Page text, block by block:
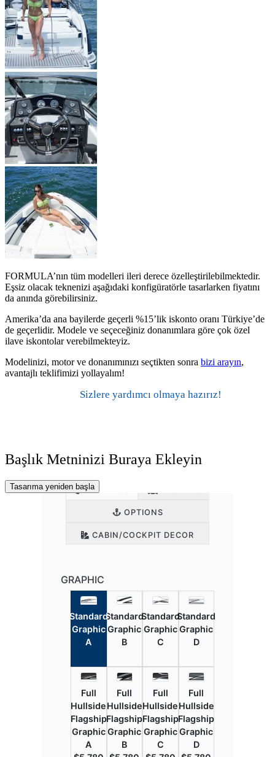
FORMULA’nın tüm modelleri ileri derece özelleştirilebilmektedir.
Eşsiz olacak teknenizi aşağıdaki konfigüratörle tasarlarken fiyatını
da anında görebilirsiniz.
Amerika’da ana bayilerde geçerli %15’lik iskonto oranı Türkiye’de
de geçerlidir. Modele ve seçeceğiniz donanımlara göre çok özel
ilave iskontolar verebilmekteyiz.
Modelinizi, motor ve donanımınızı seçtikten sonra bizi arayın,
avantajlı teklifimizi yollayalım!
Sizlere yardımcı olmaya hazırız!
Başlık Metninizi Buraya Ekleyin